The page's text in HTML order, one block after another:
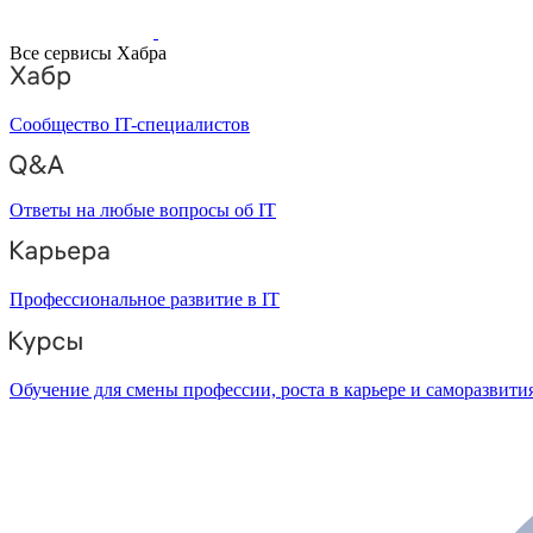
Все сервисы Хабра
Сообщество IT-специалистов
Ответы на любые вопросы об IT
Профессиональное развитие в IT
Обучение для смены профессии, роста в карьере и